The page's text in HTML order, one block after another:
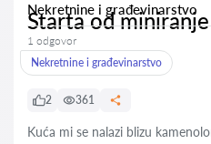
Nekretnine i građevinarstvo
Starta od
1 odgovor
Nekretnine i građevinarstvo
2 361
Kuća mi se nalazi blizu